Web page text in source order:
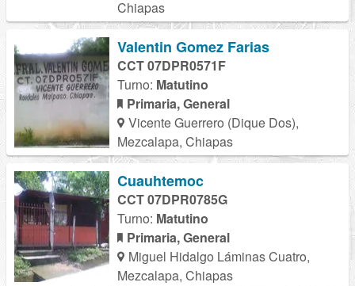
Chiapas
Valentin Gomez Farias
CCT 07DPR0571F
Turno: Matutino
Primaria, General
Vicente Guerrero (Dique Dos),
Mezcalapa, Chiapas
Cuauhtemoc
CCT 07DPR0785G
Turno: Matutino
Primaria, General
Miguel Hidalgo Láminas Cuatro,
Mezcalapa, Chiapas